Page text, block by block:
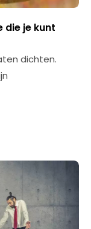
die je kunt
dichten.